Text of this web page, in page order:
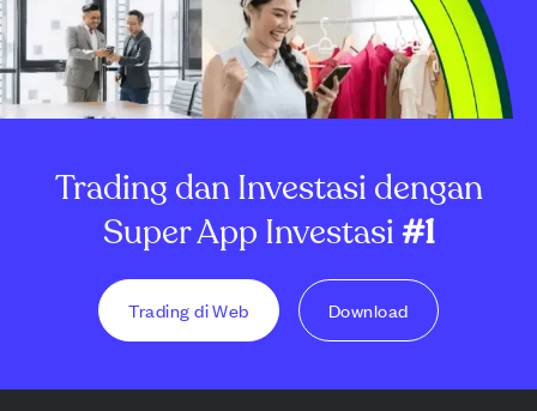
Trading dan Investasi dengan
Super App Investasi#1
Trading di Web Download